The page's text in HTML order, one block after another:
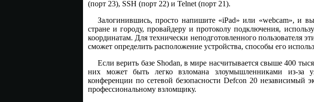
(порт 23), SSH (порт 22) и Telnet (порт 21).
Залогинившись, просто напишите «iPad» или «webcam», и
стране и городу, провайдеру и протоколу подключения,
координатам. Для технически неподготовленного пользователя
сможет определить расположение устройства, способы его
Если верить базе Shodan, в мире насчитывается свыше 400
них может быть легко взломана злоумышленниками из-за
конференции по сетевой безопасности Defcon 20 независимый
профессиональному взломщику.